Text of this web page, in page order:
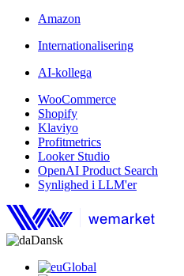
Amazon
Internationalisering
AI-kollega
WooCommerce
Shopify
Klaviyo
Profitmetrics
Looker Studio
OpenAI Product Search
Synlighed i LLM'er
Dansk
Global